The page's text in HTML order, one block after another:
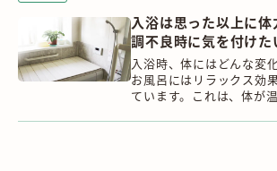
入浴は思った以上に
調不良時に気を付け
入浴時、体にはどんな変
お風呂にはリラックス効
ています。これは、体が